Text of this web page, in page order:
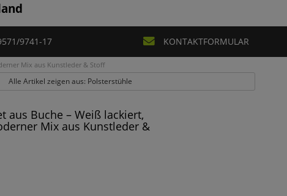
9741-17 KONTAKTFORMULAR
Mix aus Kunstleder & Stoff
Alle Artikel zeigen aus: Polsterstühle
aus Buche – Weiß lackiert,
Mix aus Kunstleder &